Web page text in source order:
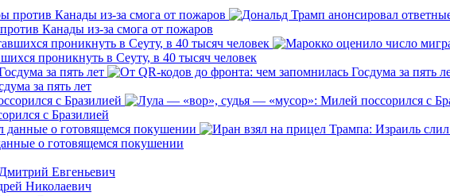
Канады из-за смога от пожаров
проникнуть в Сеуту, в 40 тысяч человек
за пять лет
с Бразилией
о готовящемся покушении
Евгеньевич
Николаевич